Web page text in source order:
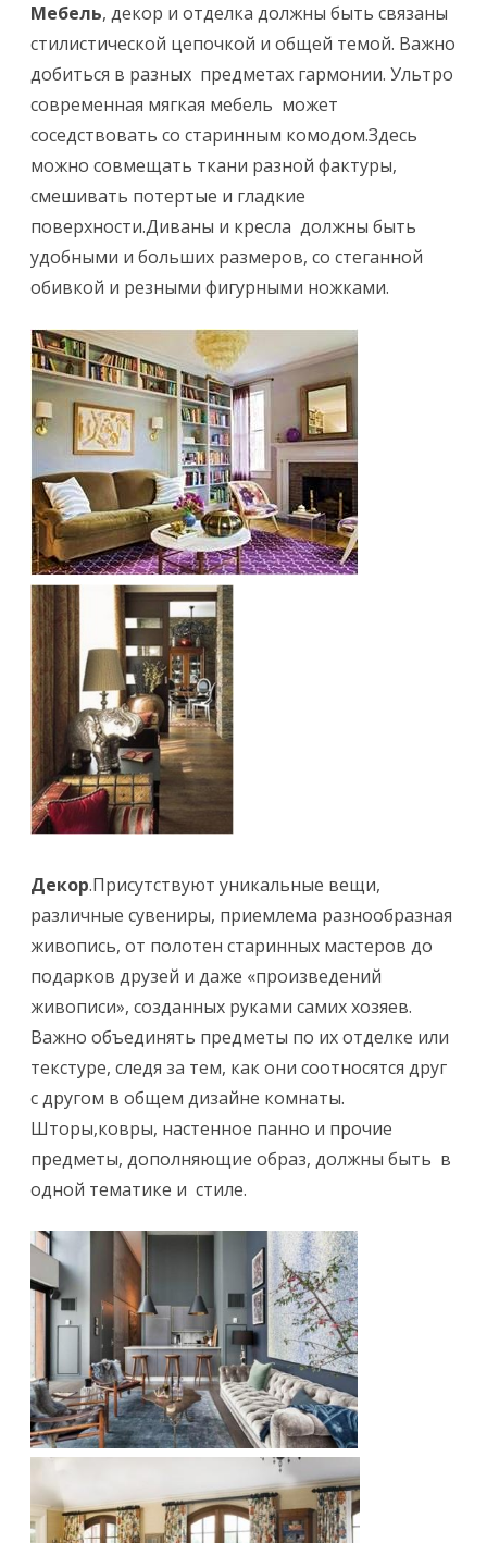
Мебель, декор и отделка должны быть связаны
стилистической цепочкой и общей темой. Важно
добиться в разных предметах гармонии. Ультро
современная мягкая мебель может
соседствовать со старинным комодом.Здесь
можно совмещать ткани разной фактуры,
смешивать потертые и гладкие
поверхности.Диваны и кресла должны быть
удобными и больших размеров, со стеганной
обивкой и резными фигурными ножками.
Декор.Присутствуют уникальные вещи,
различные сувениры, приемлема разнообразная
живопись, от полотен старинных мастеров до
подарков друзей и даже «произведений
живописи», созданных руками самих хозяев.
Важно объединять предметы по их отделке или
текстуре, следя за тем, как они соотносятся друг
с другом в общем дизайне комнаты.
Шторы,ковры, настенное панно и прочие
предметы, дополняющие образ, должны быть в
одной тематике и стиле.